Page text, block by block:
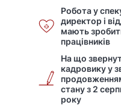
Робота у
директор і
мають
працівників
На що
кадровику у
стану з 2
року